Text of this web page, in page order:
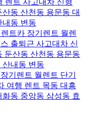
렌트 사고대차 신형
동 산천동 용문동 대
내동 변동
트카 장기렌트 월렌
출퇴근 사고대차 신
둔산동 산천동 용문동
산내동 변동
기렌트 월렌트 단기
여행 렌트 목동 대흥
동 중앙동 삼성동 효